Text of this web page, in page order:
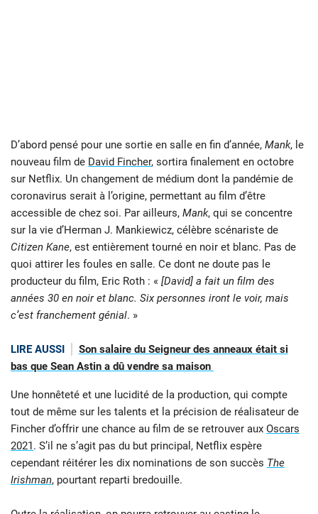
D’abord pensé pour une sortie en salle en fin d’année, Mank, le
nouveau film de David Fincher, sortira finalement en octobre
sur Netflix. Un changement de médium dont la pandémie de
coronavirus serait à l’origine, permettant au film d’être
accessible de chez soi. Par ailleurs, Mank, qui se concentre
sur la vie d’Herman J. Mankiewicz, célèbre scénariste de
Citizen Kane, est entièrement tourné en noir et blanc. Pas de
quoi attirer les foules en salle. Ce dont ne doute pas le
producteur du film, Eric Roth : « [David] a fait un film des
années 30 en noir et blanc. Six personnes iront le voir, mais
c’est franchement génial. »
LIRE AUSSI
Son salaire du Seigneur des anneaux était si
bas que Sean Astin a dû vendre sa maison
Une honnêteté et une lucidité de la production, qui compte
tout de même sur les talents et la précision de réalisateur de
Fincher d’offrir une chance au film de se retrouver aux Oscars
2021 . S’il ne s’agit pas du but principal, Netflix espère
cependant réitérer les dix nominations de son succès The
Irishman, pourtant reparti bredouille.